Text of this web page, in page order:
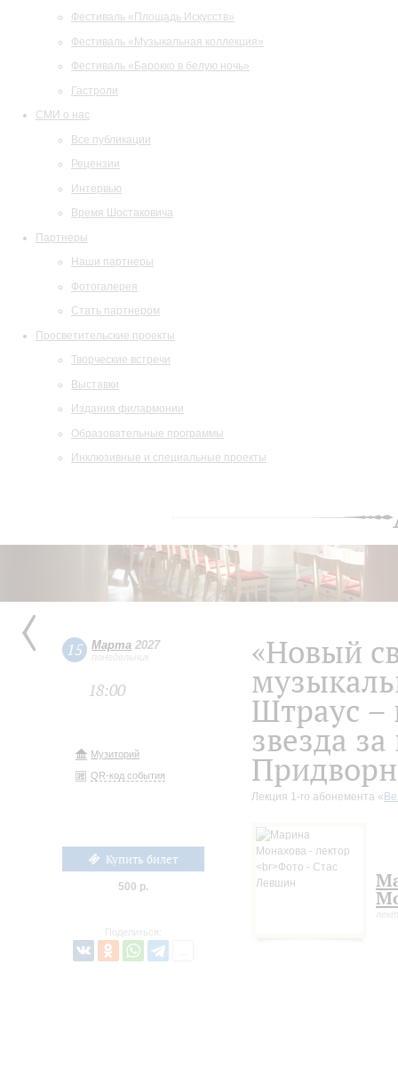
Фестиваль «Площадь Искусств»
Фестиваль «Музыкальная коллекция»
Фестиваль «Барокко в белую ночь»
Гастроли
СМИ о нас
Все публикации
Рецензии
Интервью
Время Шостаковича
Партнеры
Наши партнеры
Фотогалерея
Стать партнером
Просветительские проекты
Творческие встречи
Выставки
Издания филармонии
Образовательные программы
Инклюзивные и специальные проекты
15 Марта 2027
понедельник
18:00
Музиторий
QR-код события
Купить билет
500 р.
Поделиться:
«Новый
Штраус –
звезда
Лекция 1-го абонемента «